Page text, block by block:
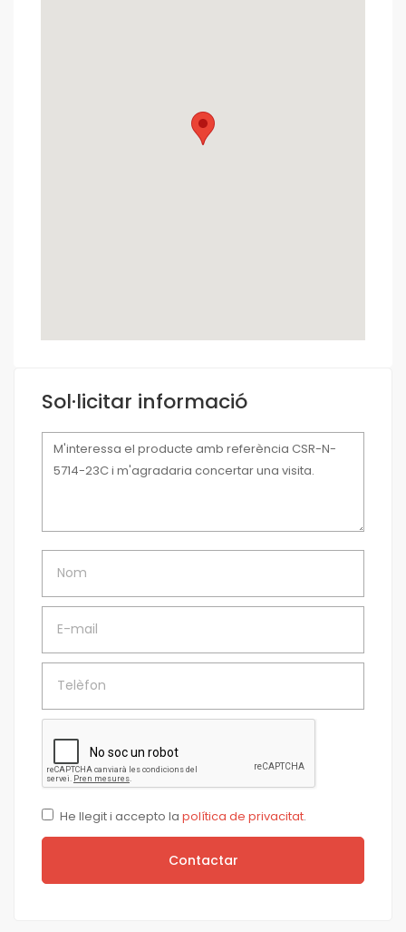
Sol·licitar informació
Missatge
He llegit i accepto la política de privacitat.
Contactar